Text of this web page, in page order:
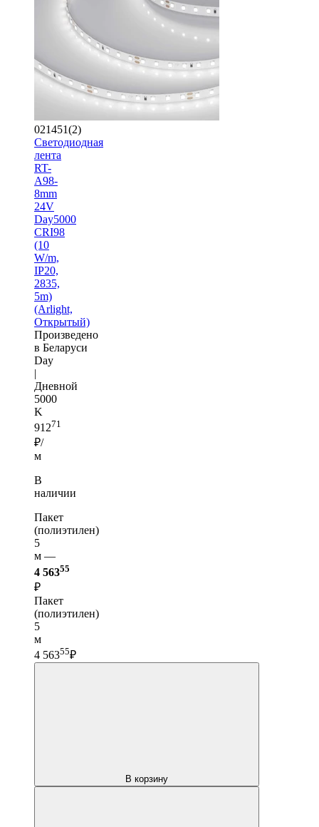
021451(2)
Светодиодная
лента
RT-
A98-
8mm
24V
Day5000
CRI98
(10
W/m,
IP20,
2835,
5m)
(Arlight,
Открытый)
Произведено
в Беларуси
Day
|
Дневной
5000
K
91271
₽/
м
В
наличии
Пакет
(полиэтилен)
5
м —
4 56355
₽
Пакет
(полиэтилен)
5
м
4 56355₽
В корзину